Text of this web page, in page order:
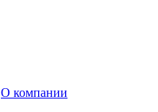
О компании